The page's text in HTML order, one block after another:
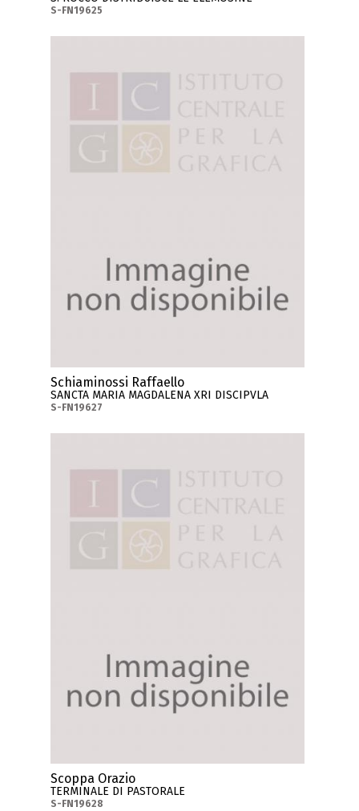
S-FN19625
Schiaminossi Raffaello
SANCTA MARIA MAGDALENA XRI DISCIPVLA
S-FN19627
Scoppa Orazio
TERMINALE DI PASTORALE
S-FN19628